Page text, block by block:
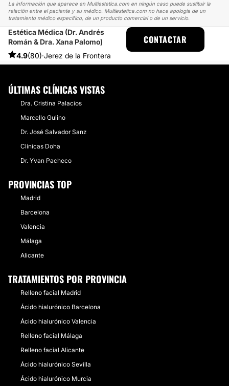
La información que aparece en Multiestetica.com en ningún caso puede sustituir la
relación entre el paciente y su médico. Multiestetica.com no hace apología de un
tratamiento médico específico, de un producto comercial o de un servicio.
Estética Médica (Dr. Andrés
Román & Dra. Xana Palomo)
4.9(80)·Jerez de la Frontera
CONTACTAR
MULTIESTETICA
EXPERIENCIAS
EXPERIENCIAS REALES SOBRE ÁCIDO HIALURÓNICO
PEQUEÑOS CAMBIOS QUE MEJORAN TU AUTOESTIMA
ÚLTIMAS CLÍNICAS VISTAS
Dra. Cristina Palacios
Marcello Gulino
Dr. José Salvador Sanz
Clínicas Doha
Dr. Yvan Pacheco
PROVINCIAS TOP
Madrid
Barcelona
Valencia
Málaga
Alicante
TRATAMIENTOS POR PROVINCIA
Relleno facial Madrid
Ácido hialurónico Barcelona
Ácido hialurónico Valencia
Relleno facial Málaga
Relleno facial Alicante
Ácido hialurónico Sevilla
Ácido hialurónico Murcia